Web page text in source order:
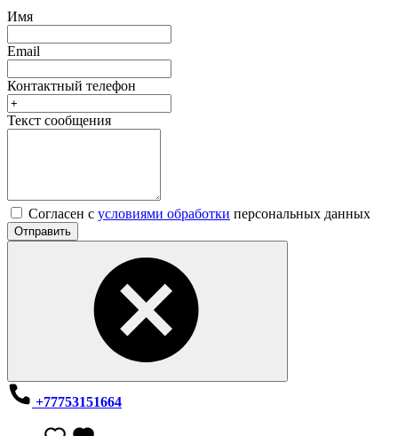
Имя
Email
Контактный телефон
Текст сообщения
Согласен с условиями обработки персональных данных
Отправить
+77753151664